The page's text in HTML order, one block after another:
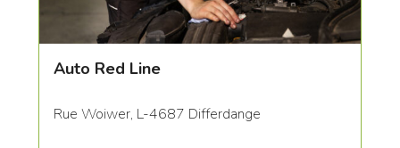
Auto Red Line
Rue Woiwer, L-4687 Differdange